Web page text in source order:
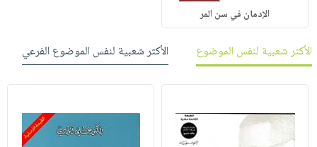
الإدمان في سن المر
الأكثر شعبية لنفس الموضوع الأكثر شعبية لنفس الموضوع الفرعي